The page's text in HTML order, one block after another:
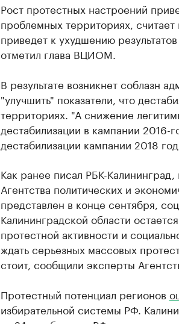
Рост протестных настроений
проблемных территориях,
приведет к ухудшению
отметил глава ВЦИОМ.
В результате возникнет соблазн
"улучшить" показатели, что
территориях. "А снижение
дестабилизации в кампании 2016-
дестабилизации кампании 2018
Как ранее писал РБК-
Агентства политических и
представлен в конце сентября,
Калининградской области
протестной активности и
ждать серьезных массовых
стоит, сообщили эксперты
Протестный потенциал регионов
избирательной системы РФ.